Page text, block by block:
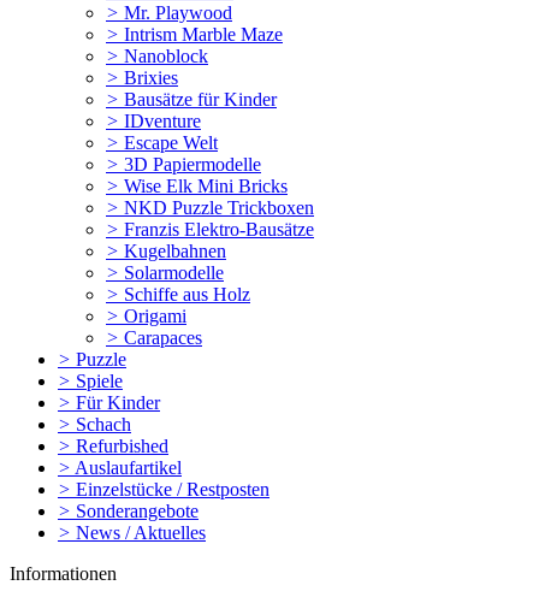
> Mr. Playwood
> Intrism Marble Maze
> Nanoblock
> Brixies
> Bausätze für Kinder
> IDventure
> Escape Welt
> 3D Papiermodelle
> Wise Elk Mini Bricks
> NKD Puzzle Trickboxen
> Franzis Elektro-Bausätze
> Kugelbahnen
> Solarmodelle
> Schiffe aus Holz
> Origami
> Carapaces
> Puzzle
> Spiele
> Für Kinder
> Schach
> Refurbished
> Auslaufartikel
> Einzelstücke / Restposten
> Sonderangebote
> News / Aktuelles
Informationen